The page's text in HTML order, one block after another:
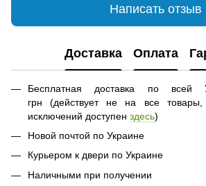
Написать отзыв
Доставка Оплата
Бесплатная доставка по всей
грн (действует не на все
исключений доступен здесь)
Новой почтой по Украине
Курьером к двери по Украине
Наличными при получении